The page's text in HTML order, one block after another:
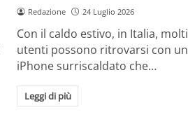
Redazione 24 Luglio 2026
Con il caldo estivo, in Italia, molti
utenti possono ritrovarsi con un
iPhone surriscaldato che…
Leggi di più